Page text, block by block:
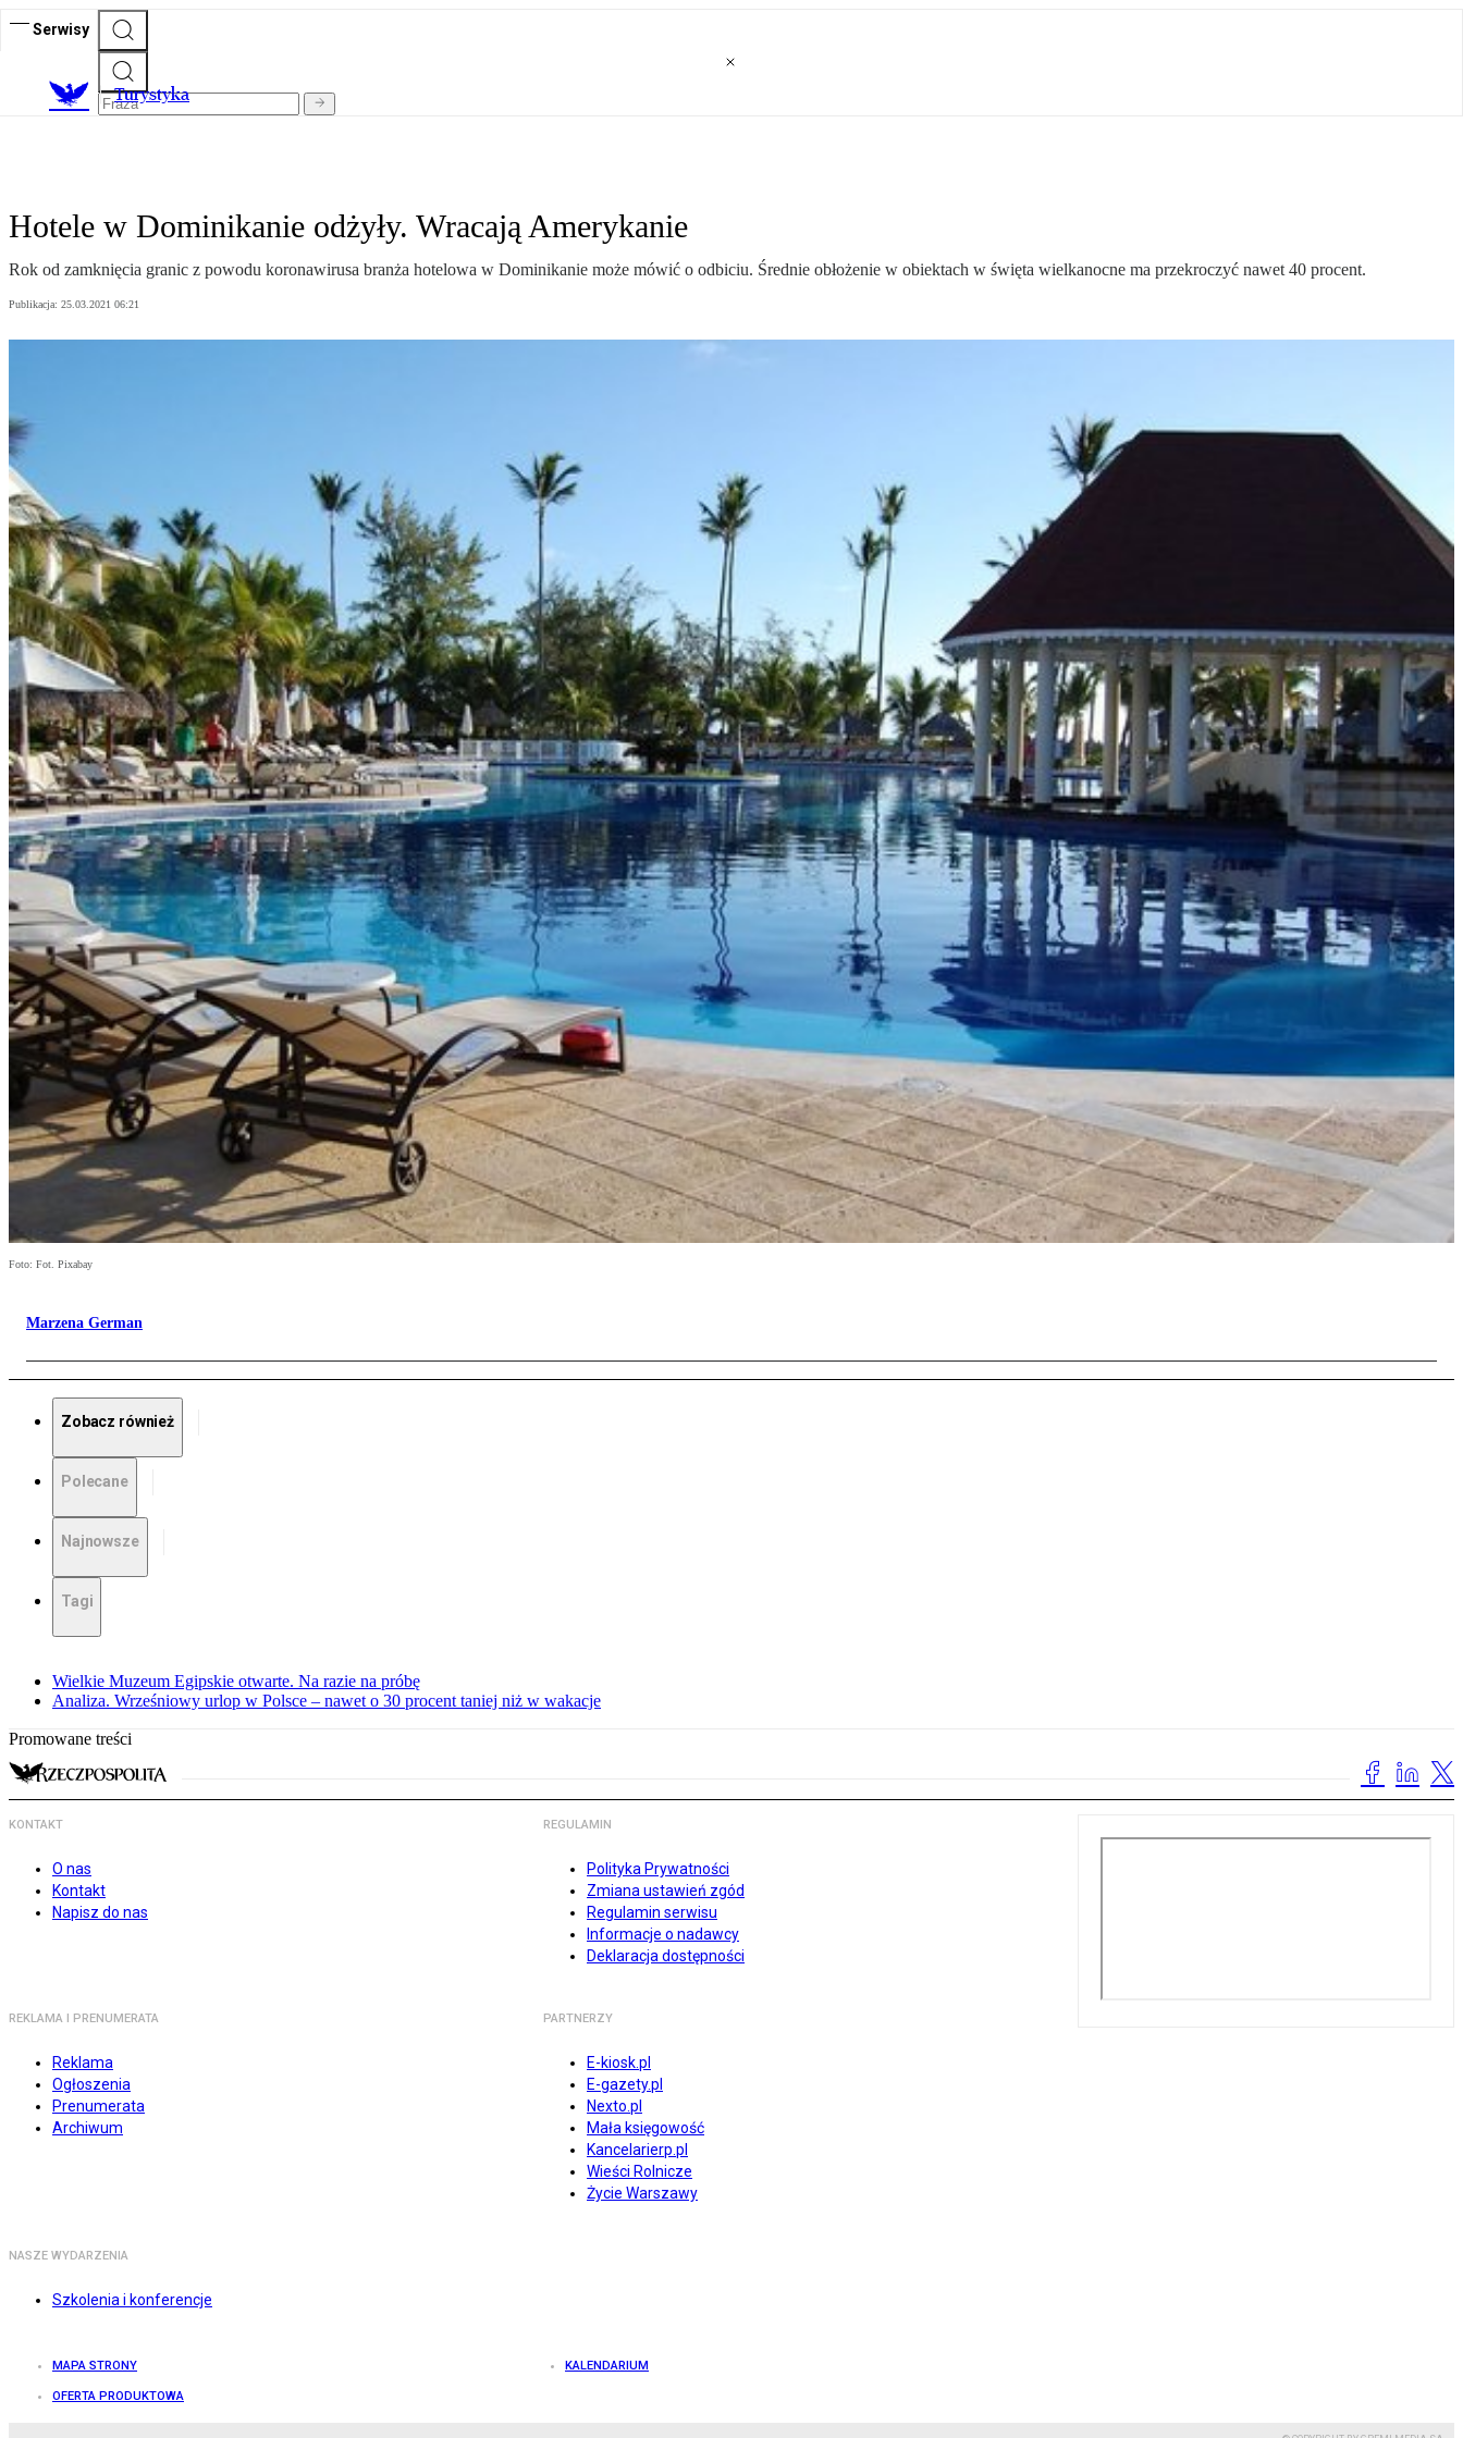
Serwisy
Turystyka
Hotele w Dominikanie odżyły. Wracają Amerykanie
Rok od zamknięcia granic z powodu koronawirusa branża hotelowa w Dominikanie może mówić o odbiciu. Średnie obłożenie w obiektach w święta wielkanocne ma przekroczyć nawet 40 procent.
Publikacja: 25.03.2021 06:21
Foto: Fot. Pixabay
Marzena German
Zobacz również
Polecane
Najnowsze
Tagi
Wielkie Muzeum Egipskie otwarte. Na razie na próbę
Analiza. Wrześniowy urlop w Polsce – nawet o 30 procent taniej niż w wakacje
Promowane treści
KONTAKT
O nas
Kontakt
Napisz do nas
REGULAMIN
Polityka Prywatności
Zmiana ustawień zgód
Regulamin serwisu
Informacje o nadawcy
Deklaracja dostępności
REKLAMA I PRENUMERATA
Reklama
Ogłoszenia
Prenumerata
Archiwum
PARTNERZY
E-kiosk.pl
E-gazety.pl
Nexto.pl
Mała księgowość
Kancelarierp.pl
Wieści Rolnicze
Życie Warszawy
NASZE WYDARZENIA
Szkolenia i konferencje
MAPA STRONY KALENDARIUM
OFERTA PRODUKTOWA